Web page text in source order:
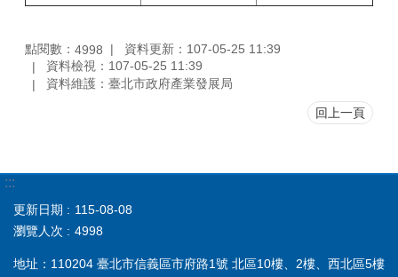
點閱數： 4998
資料更新：107-05-25 11:39
資料檢視：107-05-25 11:39
資料維護：臺北市政府產業發展局
回上一頁
:::
更新日期
115-08-08
瀏覽人次
4998
地址：110204 臺北市信義區市府路1號 北區10樓、2樓、西北區5樓